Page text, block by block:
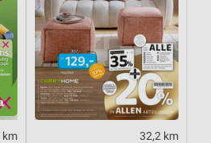
km 32,2 km